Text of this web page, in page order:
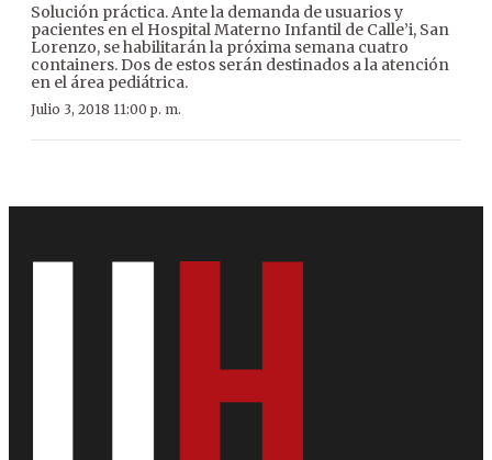
Solución práctica. Ante la demanda de usuarios y
pacientes en el Hospital Materno Infantil de Calle’i, San
Lorenzo, se habilitarán la próxima semana cuatro
containers. Dos de estos serán destinados a la atención
en el área pediátrica.
Julio 3, 2018 11:00 p. m.